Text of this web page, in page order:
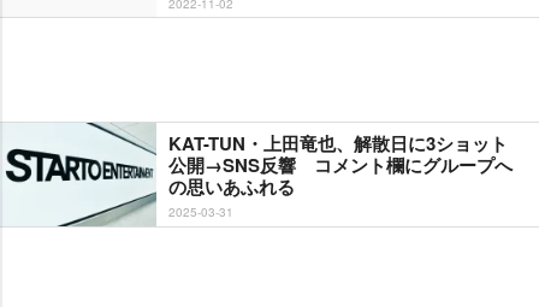
KAT-TUN・上田竜也、解散日に3ショット
公開→SNS反響 コメント欄にグループへ
の思いあふれる
2025-03-31